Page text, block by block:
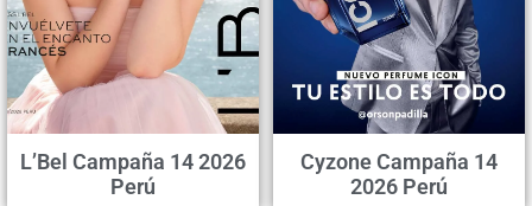
L’Bel Campaña 14 2026
Perú
Cyzone Campaña 14
2026 Perú